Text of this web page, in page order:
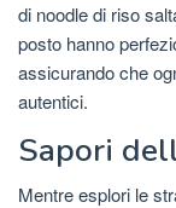
di noodle di riso
posto hanno
assicurando che
autentici.
Sapori
Mentre esplori le